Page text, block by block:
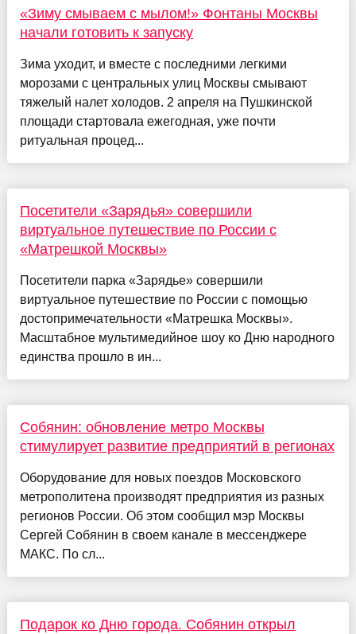
«Зиму смываем с мылом!» Фонтаны Москвы
начали готовить к запуску
Зима уходит, и вместе с последними легкими
морозами с центральных улиц Москвы смывают
тяжелый налет холодов. 2 апреля на Пушкинской
площади стартовала ежегодная, уже почти
ритуальная процед...
Посетители «Зарядья» совершили
виртуальное путешествие по России с
«Матрешкой Москвы»
Посетители парка «Зарядье» совершили
виртуальное путешествие по России с помощью
достопримечательности «Матрешка Москвы».
Масштабное мультимедийное шоу ко Дню народного
единства прошло в ин...
Собянин: обновление метро Москвы
стимулирует развитие предприятий в регионах
Оборудование для новых поездов Московского
метрополитена производят предприятия из разных
регионов России. Об этом сообщил мэр Москвы
Сергей Собянин в своем канале в мессенджере
МАКС. По сл...
Подарок ко Дню города. Собянин открыл